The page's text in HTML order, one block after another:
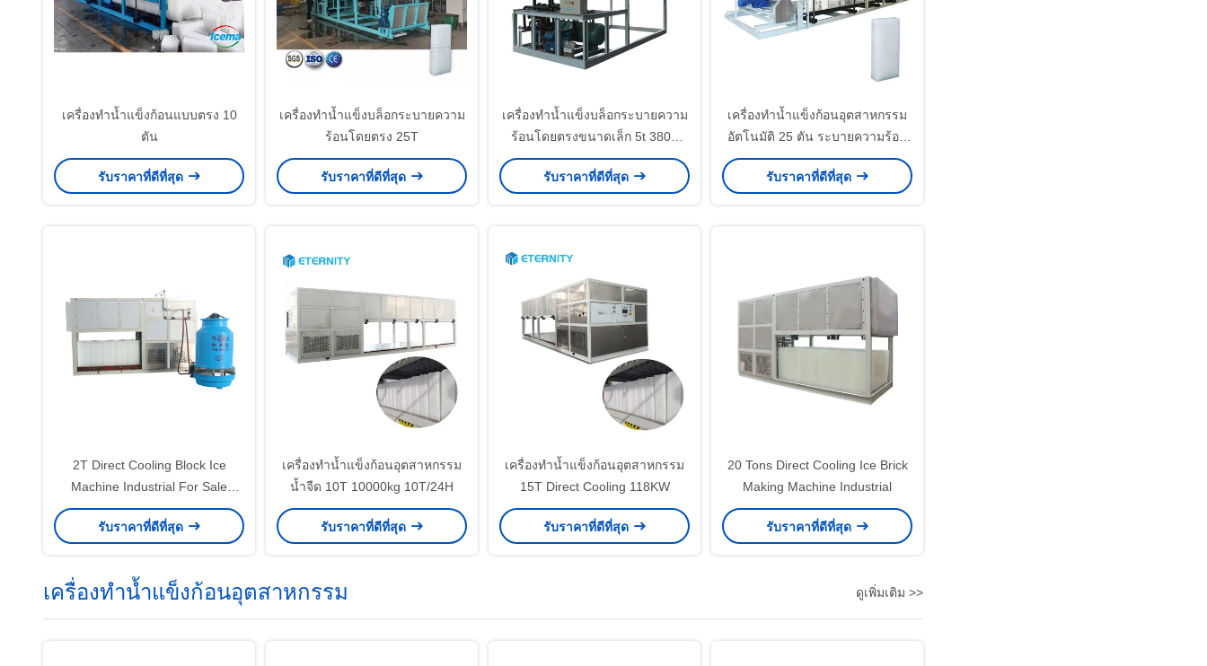
เครื่องทำน้ำแข็งก้อนแบบตรง 10
ตัน
รับราคาที่ดีที่สุด
เครื่องทำน้ำแข็งบล็อกระบายความ
ร้อนโดยตรง 25T
รับราคาที่ดีที่สุด
เครื่องทำน้ำแข็งบล็อกระบายความ
ร้อนโดยตรงขนาดเล็ก 5t 380V
อากาศเย็น
รับราคาที่ดีที่สุด
เครื่องทำน้ำแข็งก้อนอุตสาหกรรม
อัตโนมัติ 25 ตัน ระบายความร้อน
โดยตรง
รับราคาที่ดีที่สุด
2T Direct Cooling Block Ice
Machine Industrial For Sale
ฟาร์ม โรงงาน โรงงาน
อุตสาหกรรม
รับราคาที่ดีที่สุด
เครื่องทำน้ำแข็งก้อนอุตสาหกรรม
น้ำจืด 10T 10000kg 10T/24H
รับราคาที่ดีที่สุด
เครื่องทำน้ำแข็งก้อนอุตสาหกรรม
15T Direct Cooling 118KW
รับราคาที่ดีที่สุด
20 Tons Direct Cooling Ice Brick
Making Machine Industrial
รับราคาที่ดีที่สุด
เครื่องทำน้ำแข็งก้อนอุตสาหกรรม ดูเพิ่มเติม >>